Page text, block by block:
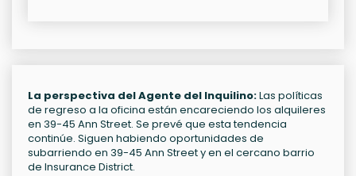
La perspectiva del Agente del Inquilino:Las políticas
de regreso a la oficina están encareciendo los alquileres
en 39-45 Ann Street. Se prevé que esta tendencia
continúe. Siguen habiendo oportunidades de
subarriendo en 39-45 Ann Street y en el cercano barrio
de Insurance District.